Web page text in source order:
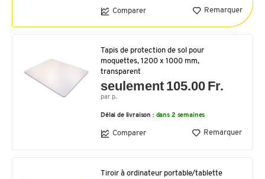
Comparer Remarquer
Tapis de protection de sol pour
moquettes, 1200 x 1000 mm,
transparent
seulement 105.00 Fr.
par p.
Délai de livraison : dans 2 semaines
Comparer Remarquer
Tiroir à ordinateur portable/tablette